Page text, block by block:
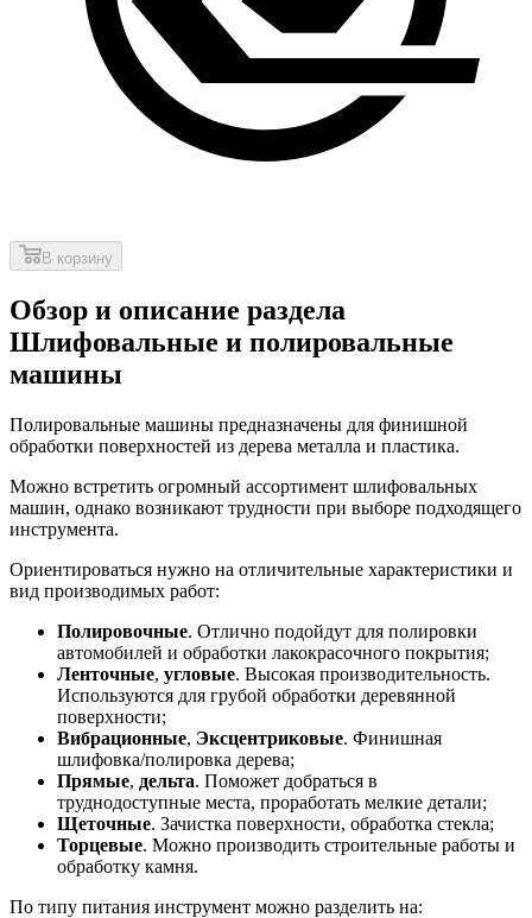
В корзину
Обзор и описание раздела
Шлифовальные и полировальные
машины
Полировальные машины предназначены для финишной
обработки поверхностей из дерева металла и пластика.
Можно встретить огромный ассортимент шлифовальных
машин, однако возникают трудности при выборе подходящего
инструмента.
Ориентироваться нужно на отличительные характеристики и
вид производимых работ:
Полировочные. Отлично подойдут для полировки
автомобилей и обработки лакокрасочного покрытия;
Ленточные, угловые. Высокая производительность.
Используются для грубой обработки деревянной
поверхности;
Вибрационные, Эксцентриковые. Финишная
шлифовка/полировка дерева;
Прямые, дельта. Поможет добраться в
труднодоступные места, проработать мелкие детали;
Щеточные. Зачистка поверхности, обработка стекла;
Торцевые. Можно производить строительные работы и
обработку камня.
По типу питания инструмент можно разделить на: